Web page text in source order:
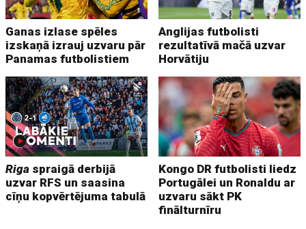
Ganas izlase spēles
izskaņā izrauj uzvaru pār
Panamas futbolistiem
Anglijas futbolisti
rezultatīvā mačā uzvar
Horvātiju
Riga spraigā derbijā
uzvar RFS un saasina
cīņu kopvērtējuma tabulā
Kongo DR futbolisti liedz
Portugālei un Ronaldu ar
uzvaru sākt PK
finālturnīru